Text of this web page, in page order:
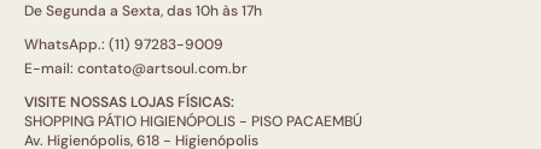
De Segunda a Sexta, das 10h às 17h
WhatsApp.: (11) 97283-9009
E-mail: contato@artsoul.com.br
VISITE NOSSAS LOJAS FÍSICAS:
SHOPPING PÁTIO HIGIENÓPOLIS - PISO PACAEMBÚ
Av. Higienópolis, 618 - Higienópolis